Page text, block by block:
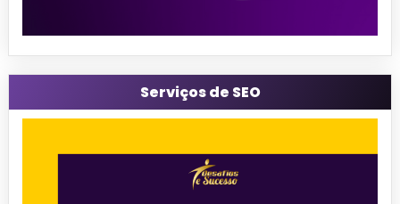
Serviços de SEO